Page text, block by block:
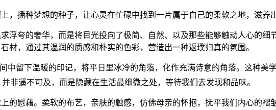
，播种梦想的种子，让心灵在忙碌中找到一片属于自己的柔软之地，滋养
浮夸的奢华，而是将目光投向了极简、自然、以及那些能够触动人心的
材，通过其温润的质感和朴实的色彩，营造出一种返璞归真的氛围。
中留下温暖的印记，将平日里冰冷的角落，化作充满诗意的角落。这种美
非遥不可及，而是隐藏在生活最细微之处，等待我们去发现和品味。
的慰藉。柔软的布艺，亲肤的触感，仿佛母亲的怀抱，抚平我们内心的